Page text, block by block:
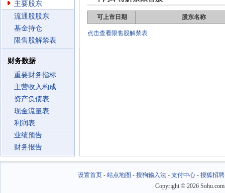
主要股东
流通股股东
基金持仓
限售股解禁表
财务数据
重要财务指标
主营收入构成
资产负债表
现金流量表
利润表
业绩预告
财务报告
可上市日期 股东名称
点击查看限售股解禁表
设置首页- 站点地图 - 搜狗输入法- 支付中心- 搜狐招聘
Copyright © 2026